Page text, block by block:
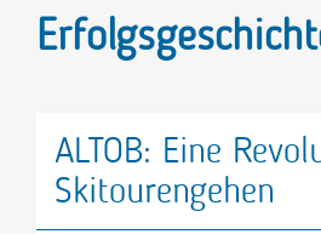
ALTOB: Eine
Skitourengehen